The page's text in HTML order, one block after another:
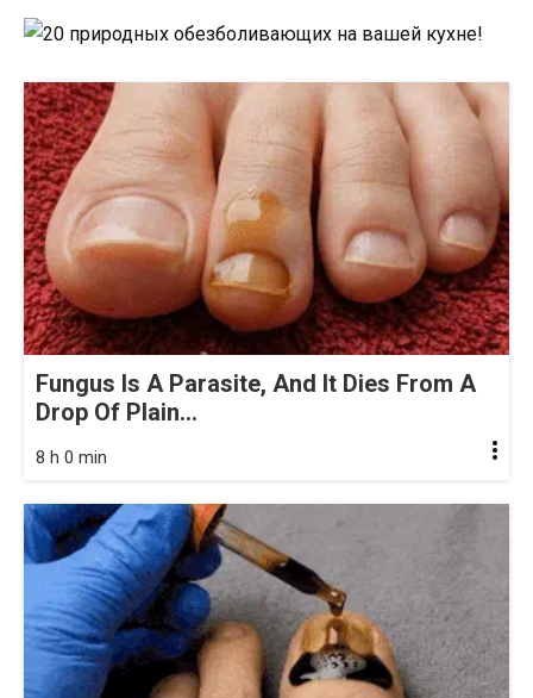
Fungus Is A Parasite, And It Dies From A
Drop Of Plain...
8 h 0 min